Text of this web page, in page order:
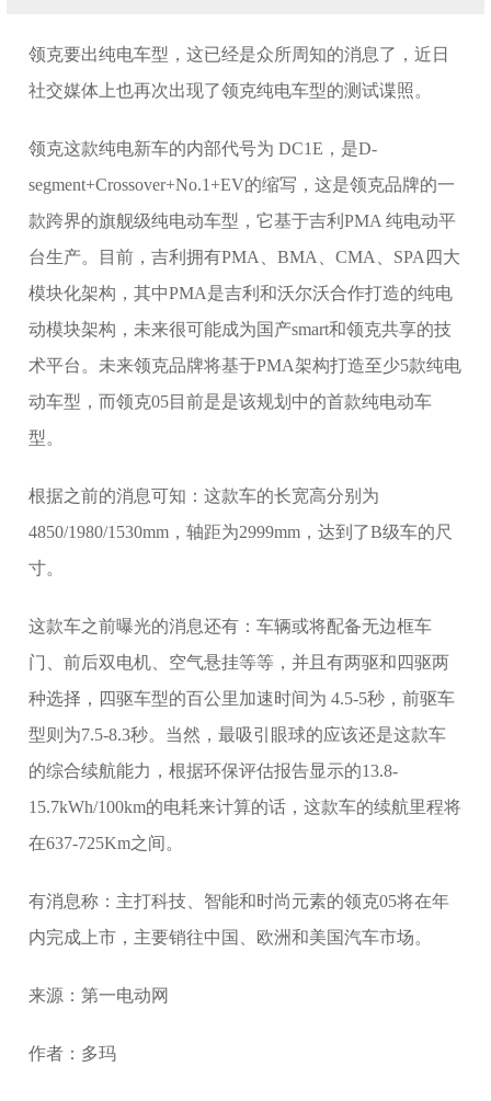
领克要出纯电车型，这已经是众所周知的消息了，近日
社交媒体上也再次出现了领克纯电车型的测试谍照。
领克这款纯电新车的内部代号为 DC1E，是D-
segment+Crossover+No.1+EV的缩写，这是领克品牌的一
款跨界的旗舰级纯电动车型，它基于吉利PMA 纯电动平
台生产。目前，吉利拥有PMA、BMA、CMA、SPA四大
模块化架构，其中PMA是吉利和沃尔沃合作打造的纯电
动模块架构，未来很可能成为国产smart和领克共享的技
术平台。未来领克品牌将基于PMA架构打造至少5款纯电
动车型，而领克05目前是是该规划中的首款纯电动车
型。
根据之前的消息可知：这款车的长宽高分别为
4850/1980/1530mm，轴距为2999mm，达到了B级车的尺
寸。
这款车之前曝光的消息还有：车辆或将配备无边框车
门、前后双电机、空气悬挂等等，并且有两驱和四驱两
种选择，四驱车型的百公里加速时间为 4.5-5秒，前驱车
型则为7.5-8.3秒。当然，最吸引眼球的应该还是这款车
的综合续航能力，根据环保评估报告显示的13.8-
15.7kWh/100km的电耗来计算的话，这款车的续航里程将
在637-725Km之间。
有消息称：主打科技、智能和时尚元素的领克05将在年
内完成上市，主要销往中国、欧洲和美国汽车市场。
来源：第一电动网
作者：多玛